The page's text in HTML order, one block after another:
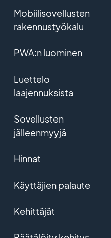
Mobiilisovellusten
rakennustyökalu
PWA:n luominen
Luettelo
laajennuksista
Sovellusten
jälleenmyyjä
Hinnat
Käyttäjien palaute
Kehittäjät